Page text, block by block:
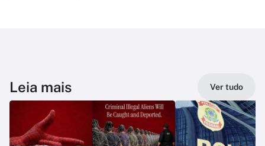
Leia mais Ver tudo